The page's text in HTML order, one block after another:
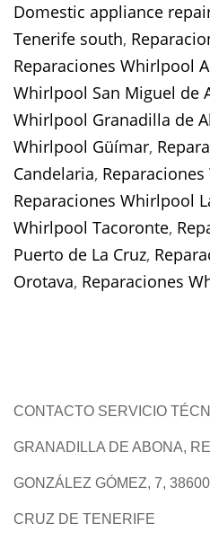
Domestic appliance
Tenerife south,
Reparaciones Whirlpool
Whirlpool San Miguel de
Whirlpool Granadilla de
Whirlpool Güímar,
Candelaria,
Reparaciones Whirlpool
Whirlpool Tacoronte,
Puerto de La Cruz,
Orotava, Reparaciones
CONTACTO SERVICIO
GRANADILLA DE ABONA,
GONZÁLEZ GÓMEZ, 7,
CRUZ DE TENERIFE